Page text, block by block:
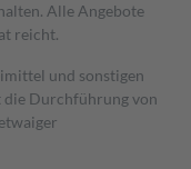
Alle Angebote
reicht.
und sonstigen
Durchführung von